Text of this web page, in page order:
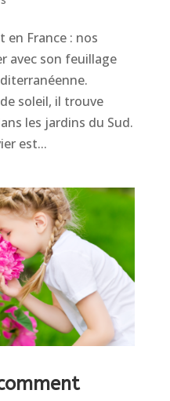
en France : nos
avec son feuillage
soleil, il trouve
les jardins du Sud.
est...